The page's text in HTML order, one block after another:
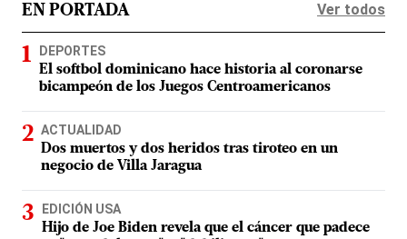
EN PORTADA Ver todos
DEPORTES
El softbol dominicano hace historia al coronarse
bicampeón de los Juegos Centroamericanos
ACTUALIDAD
Dos muertos y dos heridos tras tiroteo en un
negocio de Villa Jaragua
EDICIÓN USA
Hijo de Joe Biden revela que el cáncer que padece